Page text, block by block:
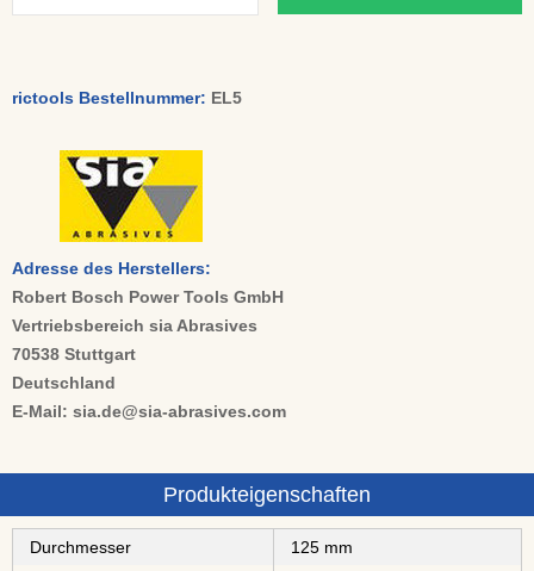
rictools Bestellnummer: EL5
Adresse des Herstellers:
Robert Bosch Power Tools GmbH
Vertriebsbereich sia Abrasives
70538 Stuttgart
Deutschland
E-Mail: sia.de@sia-abrasives.com
Produkteigenschaften
Durchmesser
125 mm